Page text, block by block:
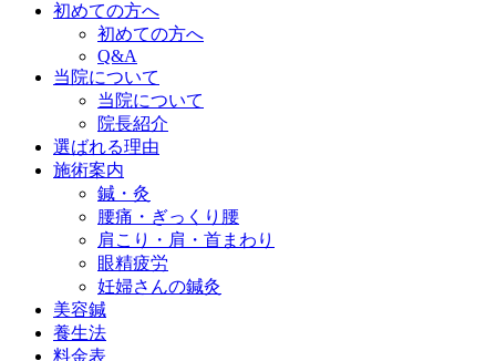
初めての方へ
初めての方へ
Q&A
当院について
当院について
院長紹介
選ばれる理由
施術案内
鍼・灸
腰痛・ぎっくり腰
肩こり・肩・首まわり
眼精疲労
妊婦さんの鍼灸
美容鍼
養生法
料金表